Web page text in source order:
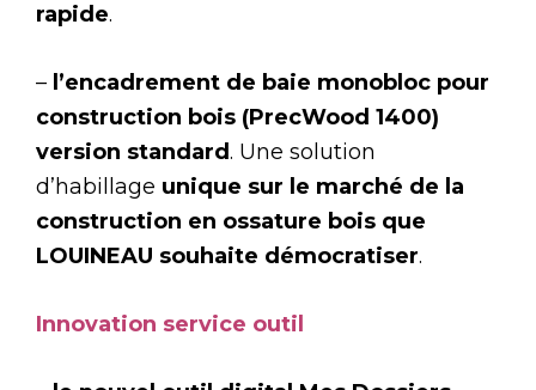
rapide.
– l’encadrement de baie monobloc pour
construction bois (PrecWood 1400)
version standard. Une solution
d’habillage unique sur le marché de la
construction en ossature bois que
LOUINEAU souhaite démocratiser.
Innovation service outil